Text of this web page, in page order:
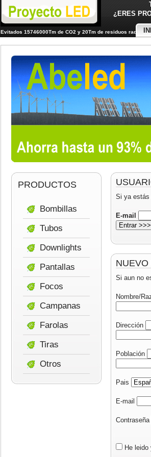
¿ERES
Evitados 15746000Tm de CO2 y 20Tm de residuos
Si ya estás
E-mail
NUEVO
Si aun no
Nombre/
Dirección
Población
Pais
E-mail
Contraseña
He
PRODUCTOS
Bombillas
Tubos
Downlights
Pantallas
Focos
Campanas
Farolas
Tiras
Otros